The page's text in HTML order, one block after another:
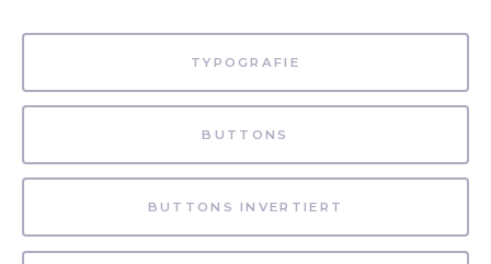
TYPOGRAFIE
BUTTONS
BUTTONS INVERTIERT